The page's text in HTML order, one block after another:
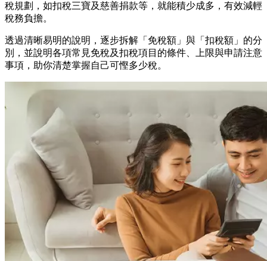
稅規劃，如扣稅三寶及慈善捐款等，就能積少成多，有效減輕
稅務負擔。
透過清晰易明的說明，逐步拆解「免稅額」與「扣稅額」的分
別，並說明各項常見免稅及扣稅項目的條件、上限與申請注意
事項，助你清楚掌握自己可慳多少稅。